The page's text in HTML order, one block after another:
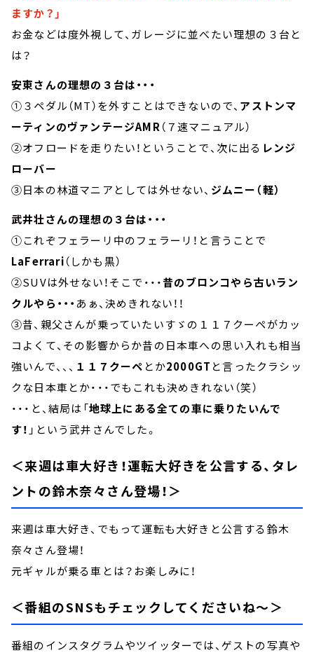
ますか？」
お金などは度外視して、ガレージに並べたい理想の３台と
は？
安東さんの理想の３台は・・・
①３ペダル（MT）を外すことはできないので、 アストンマ
ーティンのヴァンテージAMR （７速マニュアル）
②オフロードを走りたい！ということで、次に出る レンジ
ローバー
③日本の林道マニアとしては外せない、 ジムニー（軽）
武井壮さんの理想の３台は・・・
①これぞフェラーリ中のフェラーリ！と言うことで
LaFerrari（しかも黒）
②SUVは外せない！そこで・・・昔のブロンコやら古いラン
クルやら・・・ あぁ、決めきれない！！
③昔、親父さんが乗っていたいすゞの１１７クーペがカッ
コよくて、その影響からか昔の日本車への思い入れも相当
強いんで、、、 １１７クーペ とか2000GT と言ったクラシッ
クな日本車とか・・・でもこれも決めきれない（笑）
・・・と、結局は「地球上にある全ての車に乗りたいんで
す！ 」という武井さんでした。
＜来週は車大好き！運転大好きを公言する、タレ
ントの鈴木奈々さん登場！＞
来週は車大好き、でもって運転も大好きと公言する鈴木
奈々さん登場！
元ギャルが乗る車とは？お楽しみに！
＜番組のSNSもチェックしてくださいね～＞
番組のインスタグラムやツイッターでは、ゲストの写真や